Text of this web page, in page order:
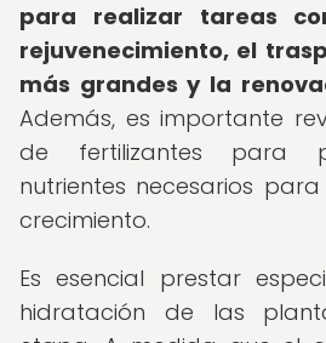
para realizar tareas
rejuvenecimiento, el
más grandes y la
Además, es importante
de fertilizantes para
nutrientes necesarios
crecimiento.
Es esencial prestar
hidratación de las